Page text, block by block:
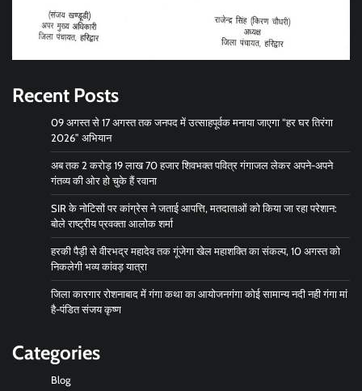
Recent Posts
09 अगस्त से 17 अगस्त तक जनपद में उत्साहपूर्वक मनाया जाएगा “हर घर तिरंगा
2026” अभियान
अब तक 2 करोड़ 19 लाख 70 हजार शिवभक्त पवित्र गंगाजल लेकर अपने-अपने
गंतव्य की ओर हो चुके हैं रवाना
SIR के नोटिसों पर कांग्रेस ने जताई आपत्ति, मतदाताओं को किया जा रहा परेशान:
बोले राष्ट्रीय प्रवक्ता आलोक शर्मा
हरकी पैड़ी से वीरभद्र महादेव तक गूंजेगा खेल महाशक्ति का संकल्प, 10 अगस्त को
निकलेगी भव्य कांवड़ यात्रा
जिला कारगार रोशनाबाद में गंगा कथा का आयोजनगंगा कोई सामान्य नदी नही गंगा मां
है-पंडित संजय कृष्ण
Categories
Blog